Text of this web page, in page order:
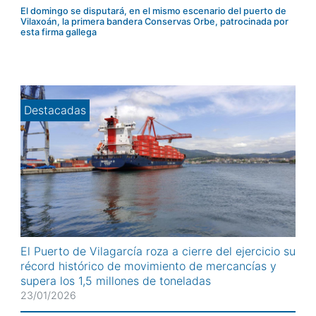
Vilagarcía con la disputa de las primeras pruebas de la
temporada en la provincia: se trata de la bandera “Porto
Vilagarcía”, que alcanza su edición número 18, y la
El domingo se disputará, en el mismo escenario del puerto de
Vilaxoán, la primera bandera Conservas Orbe, patrocinada por
esta firma gallega
El Puerto de Vilagarcía acaba de cerrar el segundo mejor
ejercicio de su historia, con un tráfico portuario
Destacadas
El Puerto de Vilagarcía roza a cierre del ejercicio su
récord histórico de movimiento de mercancías y
supera los 1,5 millones de toneladas
23/01/2026